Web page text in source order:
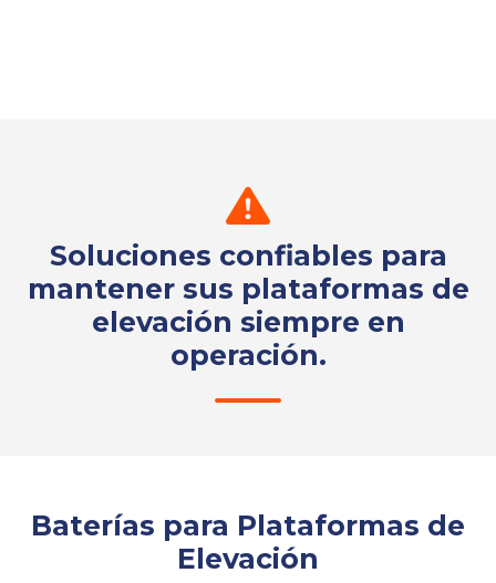
Soluciones confiables para
mantener sus plataformas de
elevación siempre en
operación.
Baterías para Plataformas de
Elevación